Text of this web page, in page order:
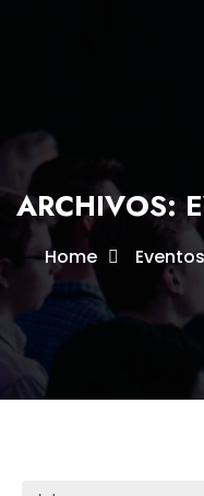
ARCHIVOS:
Home Eventos